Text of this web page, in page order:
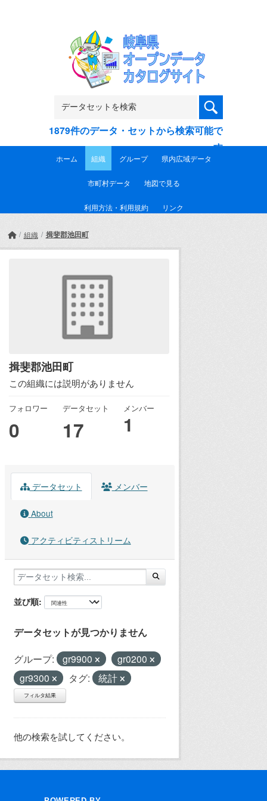
1879件のデータ・セットから検索可能で
す
ホーム 組織 グループ 県内広域データ
市町村データ 地図で見る
利用方法・利用規約 リンク
組織 揖斐郡池田町
揖斐郡池田町
この組織には説明がありません
フォロワー
0
データセット
17
メンバー
1
データセット メンバー
About
アクティビティストリーム
並び順
データセットが見つかりません
グループ: gr9900
gr0200
gr9300
タグ: 統計
フィルタ結果
他の検索を試してください。